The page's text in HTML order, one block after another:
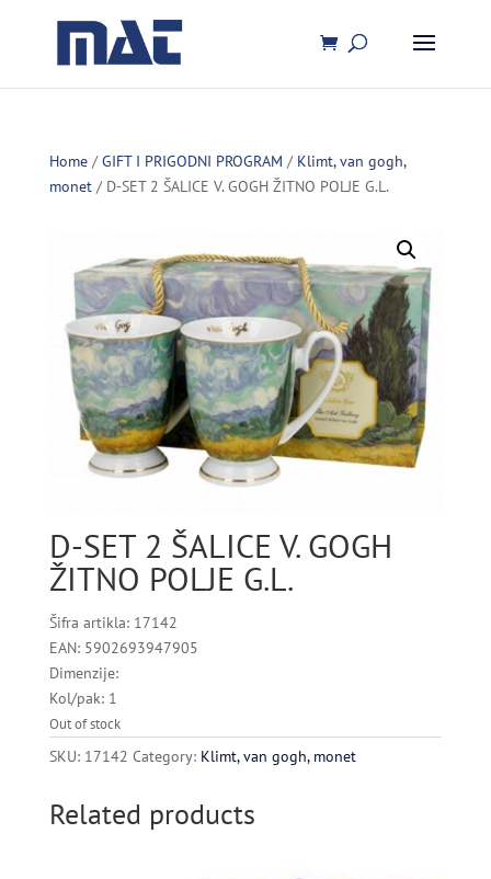
Home/GIFT I PRIGODNI PROGRAM / Klimt, van gogh,
monet/ D-SET 2 ŠALICE V. GOGH ŽITNO POLJE G.L.
D-SET 2 ŠALICE V. GOGH
ŽITNO POLJE G.L.
Šifra artikla: 17142
EAN: 5902693947905
Dimenzije:
Kol/pak: 1
Out of stock
SKU: 17142 Category: Klimt, van gogh, monet
Related products